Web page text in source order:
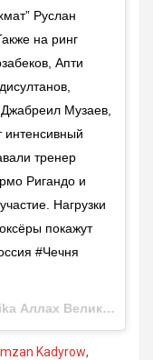
Руслан
на ринг
Апти
Музаев,
интенсивный
тренер
Ригандо и
Нагрузки
покажут
#Чечня
Film zamieszczony przez użytkownika Аллах Велик!!! (@kadyrov_95)
Kadyrow,